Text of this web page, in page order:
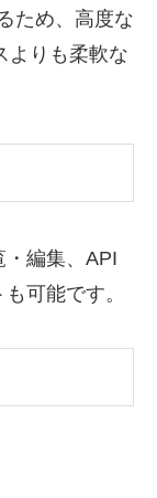
ため、高度な
よりも柔軟な
編集、API
可能です。